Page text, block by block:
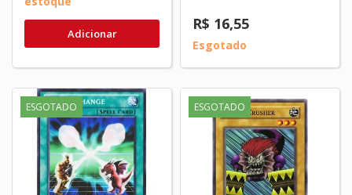
Adicionar
R$ 16,55
Esgotado
ESGOTADO ESGOTADO